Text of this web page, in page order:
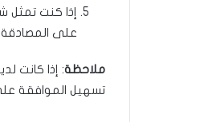
إذا كنت تمثل
على
ملاحظة: إذا كانت
تسهيل الموافقة